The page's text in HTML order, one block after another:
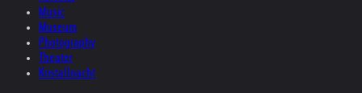
Music
Museum
Photography
Theater
Kristallnacht